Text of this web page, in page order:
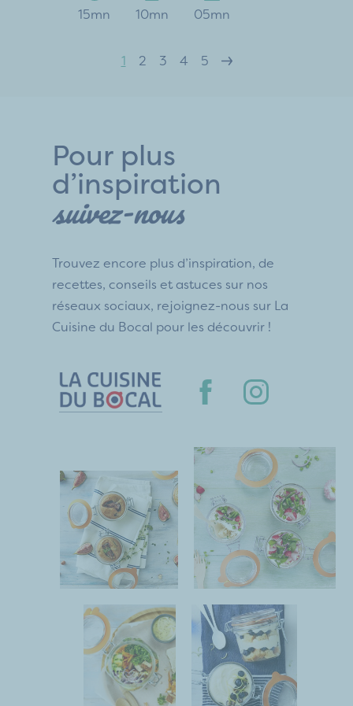
15mn 10mn 05mn
1 2 3 4 5
Pour plus
d’inspiration
suivez-nous
Trouvez encore plus d’inspiration, de
recettes, conseils et astuces sur nos
réseaux sociaux, rejoignez-nous sur La
Cuisine du Bocal pour les découvrir !